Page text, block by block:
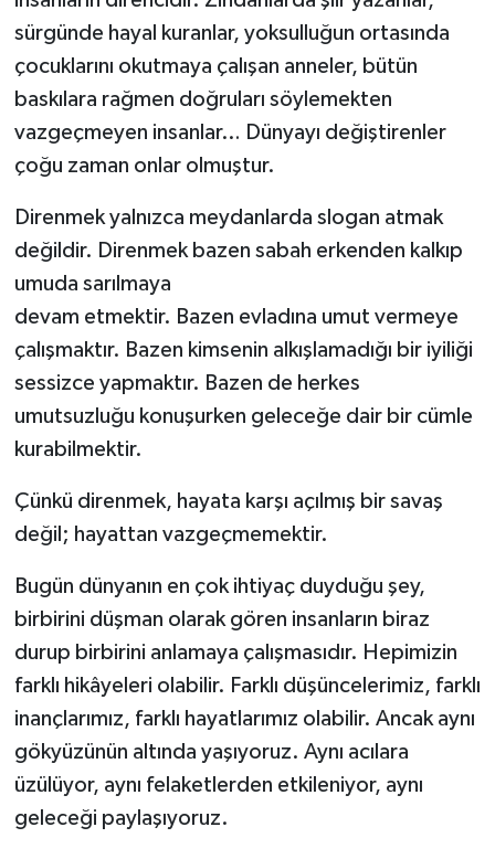
sürgünde hayal kuranlar, yoksulluğun ortasında
çocuklarını okutmaya çalışan anneler, bütün
baskılara rağmen doğruları söylemekten
vazgeçmeyen insanlar… Dünyayı değiştirenler
çoğu zaman onlar olmuştur.
Direnmek yalnızca meydanlarda slogan atmak
değildir. Direnmek bazen sabah erkenden kalkıp
umuda sarılmaya
devam etmektir. Bazen evladına umut vermeye
çalışmaktır. Bazen kimsenin alkışlamadığı bir iyiliği
sessizce yapmaktır. Bazen de herkes
umutsuzluğu konuşurken geleceğe dair bir cümle
kurabilmektir.
Çünkü direnmek, hayata karşı açılmış bir savaş
değil; hayattan vazgeçmemektir.
Bugün dünyanın en çok ihtiyaç duyduğu şey,
birbirini düşman olarak gören insanların biraz
durup birbirini anlamaya çalışmasıdır. Hepimizin
farklı hikâyeleri olabilir. Farklı düşüncelerimiz, farklı
inançlarımız, farklı hayatlarımız olabilir. Ancak aynı
gökyüzünün altında yaşıyoruz. Aynı acılara
üzülüyor, aynı felaketlerden etkileniyor, aynı
geleceği paylaşıyoruz.